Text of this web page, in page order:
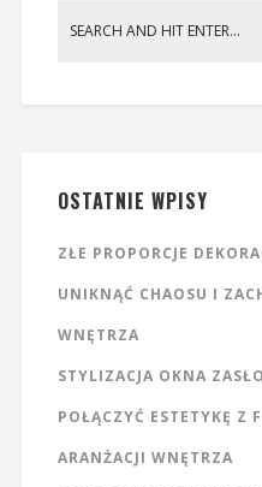
OSTATNIE WPISY
ZŁE PROPORCJE
UNIKNĄĆ CHAOSU I
WNĘTRZA
STYLIZACJA OKNA
POŁĄCZYĆ ESTETYKĘ Z
ARANŻACJI WNĘTRZA